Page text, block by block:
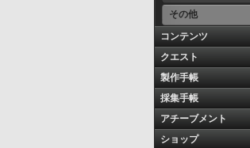
その他
コンテンツ
クエスト
製作手帳
採集手帳
アチーブメント
ショップ